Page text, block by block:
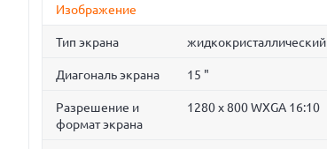
Изображение
Тип экрана жидкокристаллический
Диагональ экрана 15 "
Разрешение и
формат экрана
1280 x 800 WXGA 16:10